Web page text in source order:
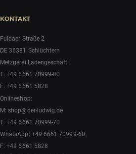
KONTAKT
Fuldaer Straße 2
DE 36381 Schlüchtern
Metzgerei Ladengeschäft:
T:+49 6661 70999-80
F: +49 6661 5828
Onlineshop:
M:shop@der-ludwig.de
T:+49 6661 70999-70
WhatsApp: +49 6661 70999-60
F: +49 6661 5828